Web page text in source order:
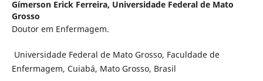
Gímerson Erick Ferreira, Universidade Federal de Mato
Grosso
Doutor em Enfermagem.
Universidade Federal de Mato Grosso, Faculdade de
Enfermagem, Cuiabá, Mato Grosso, Brasil